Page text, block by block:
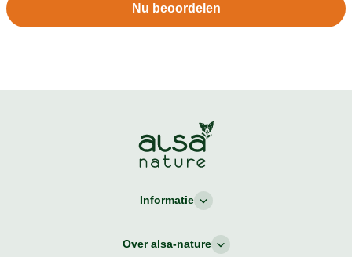
Nu beoordelen
Informatie
Over alsa-nature